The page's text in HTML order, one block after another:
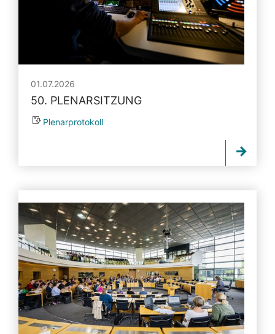
01.07.2026
50. PLENARSITZUNG
Plenarprotokoll